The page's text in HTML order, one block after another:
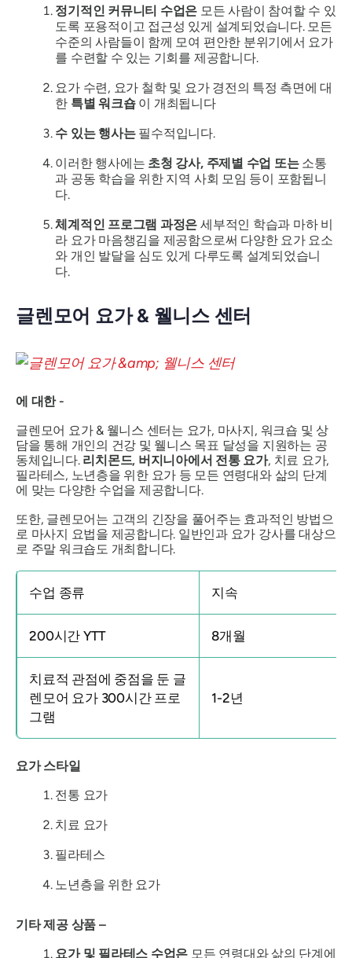
정기적인 커뮤니티 수업은 모든 사람이 참여할 수 있
도록 포용적이고 접근성 있게 설계되었습니다. 모든
수준의 사람들이 함께 모여 편안한 분위기에서 요가
를 수련할 수 있는 기회를 제공합니다.
요가 수련, 요가 철학 및 요가 경전의 특정 측면에 대
한 특별 워크숍 이 개최됩니다
수 있는 행사는필수적입니다.
이러한 행사에는 초청 강사, 주제별 수업 또는소통
과 공동 학습을 위한 지역 사회 모임 등이 포함됩니
다.
체계적인 프로그램 과정은 세부적인 학습과 마하 비
라 요가 마음챙김을 제공함으로써 다양한 요가 요소
와 개인 발달을 심도 있게 다루도록 설계되었습니
다.
글렌모어 요가 & 웰니스 센터
에 대한 -
글렌모어 요가 & 웰니스 센터는 요가, 마사지, 워크숍 및 상
담을 통해 개인의 건강 및 웰니스 목표 달성을 지원하는 공
동체입니다. 리치몬드, 버지니아에서 전통 요가, 치료 요가,
필라테스, 노년층을 위한 요가 등 모든 연령대와 삶의 단계
에 맞는 다양한 수업을 제공합니다.
또한, 글렌모어는 고객의 긴장을 풀어주는 효과적인 방법으
로 마사지 요법을 제공합니다. 일반인과 요가 강사를 대상으
로 주말 워크숍도 개최합니다.
수업 종류 지속
200시간 YTT 8개월
치료적 관점에 중점을 둔 글
렌모어 요가 300시간 프로
그램
1-2년
요가 스타일
전통 요가
치료 요가
필라테스
노년층을 위한 요가
기타 제공 상품 –
요가 및 필라테스 수업은 모든 연령대와 삶의 단계에